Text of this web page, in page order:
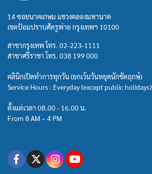
14 ซอยนาคเกษม แขวงคลองมหานาค
เขตป้อมปราบศัตรูพ่าย กรุงเทพฯ 10100
สาขากรุงเทพ โทร. 02-223-1111
สาขาศรีราชา โทร. 038 199 000
คลินิกเปิดทำการทุกวัน (ยกเว้นวันหยุดนักขัตฤกษ์)
Service Hours : Everyday (except public holidays)
ตั้งแต่เวลา 08.00 - 16.00 น.
From 8 AM – 4 PM